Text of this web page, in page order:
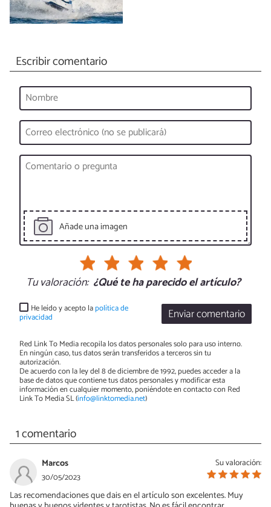
Escribir comentario
Añade una imagen
Tu valoración: ¿Qué te ha parecido el artículo?
Enviar comentario
He leído y acepto lapolítica de
privacidad
Red Link To Media recopila los datos personales solo para uso interno.
En ningún caso, tus datos serán transferidos a terceros sin tu
autorización.
De acuerdo con la ley del 8 de diciembre de 1992, puedes acceder a la
base de datos que contiene tus datos personales y modificar esta
información en cualquier momento, poniéndote en contacto con Red
Link To Media SL (info@linktomedia.net)
1 comentario
Su valoración:
Marcos
30/05/2023
Las recomendaciones que dais en el artículo son excelentes. Muy